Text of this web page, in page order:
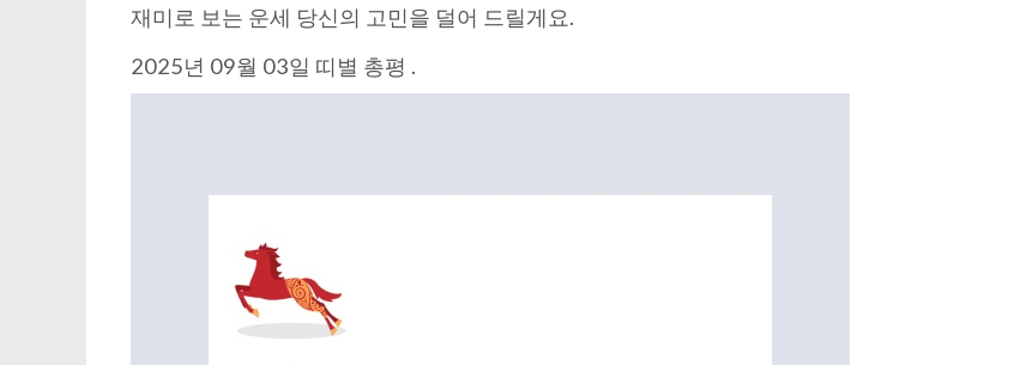
재미로 보는 운세 당신의 고민을 덜어 드릴게요.
2025년 09월 03일 띠별 총평 .